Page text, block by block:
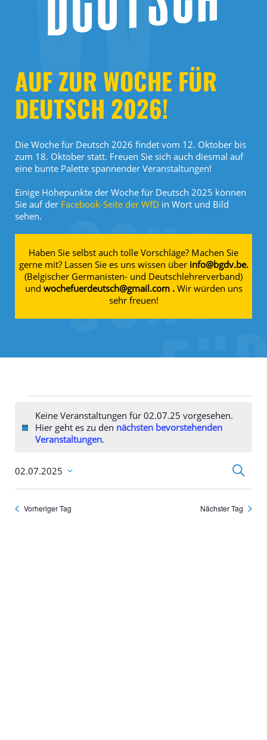
AUF ZUR WOCHE FÜR
DEUTSCH 2026!
Die Woche für Deutsch 2026 findet vom 12. Oktober bis
zum 18. Oktober statt. Freuen Sie sich auch diesmal auf
eine bunte Palette spannender Veranstaltungen!
Einige Höhepunkte der Woche für Deutsch 2025 können
Sie auf der Facebook-Seite der WfD in Wort und Bild
sehen.
Haben Sie selbst auch tolle Vorschläge? Machen Sie
gerne mit? Lassen Sie es uns wissen über info@bgdv.be.
(Belgischer Germanisten- und Deutschlehrerverband)
und wochefuerdeutsch@gmail.com .Wir würden uns
sehr freuen!
Veranstaltungen für 02.07.25
Hinweis
Keine Veranstaltungen für 02.07.25 vorgesehen.
Hier geht es zu den nächsten bevorstehenden
Veranstaltungen.
Suche
und
Suche
02.07.2025
wählen.
Vorheriger Tag Nächster Tag